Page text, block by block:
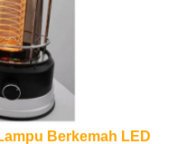
Berkemah LED